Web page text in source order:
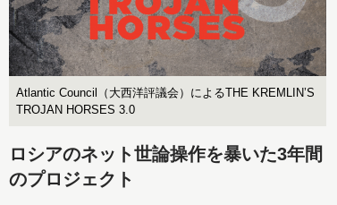
Atlantic Council（大西洋評議会）によるTHE KREMLIN’S
TROJAN HORSES 3.0
ロシアのネット世論操作を暴いた3年間
のプロジェクト